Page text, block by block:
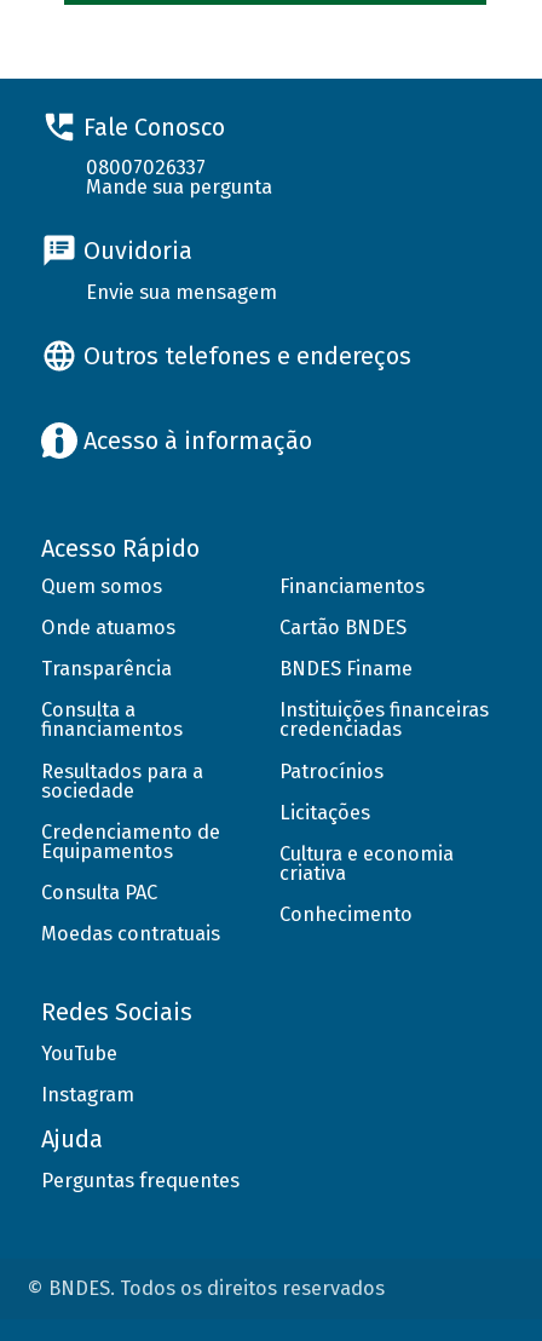
Fale Conosco
08007026337
Mande sua pergunta
Ouvidoria
Envie sua mensagem
Outros telefones e endereços
Acesso à informação
Acesso Rápido
Quem somos
Onde atuamos
Transparência
Consulta a
financiamentos
Resultados para a
sociedade
Credenciamento de
Equipamentos
Consulta PAC
Moedas contratuais
Financiamentos
Cartão BNDES
BNDES Finame
Instituições financeiras
credenciadas
Patrocínios
Licitações
Cultura e economia
criativa
Conhecimento
Redes Sociais
YouTube
Instagram
Ajuda
Perguntas frequentes
© BNDES. Todos os direitos reservados